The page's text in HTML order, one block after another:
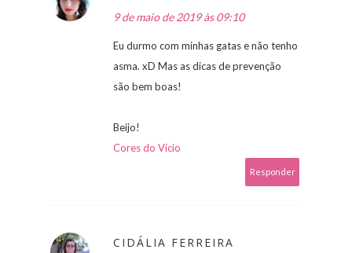
9 de maio de 2019 às 09:10
Eu durmo com minhas gatas e não tenho
asma. xD Mas as dicas de prevenção
são bem boas!
Beijo!
Cores do Vício
Responder
CIDÁLIA FERREIRA